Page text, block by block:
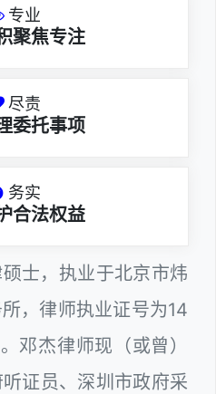
专业
聚焦专注
尽责
委托事项
务实
合法权益
士，执业于北京市炜
，律师执业证号为14
邓杰律师现（或曾）
证员、深圳市政府采